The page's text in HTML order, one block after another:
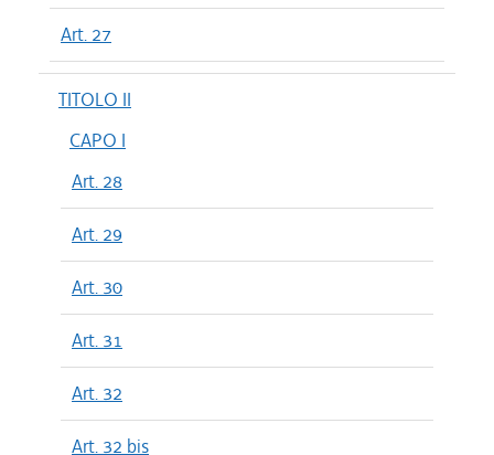
Art. 27
TITOLO II
CAPO I
Art. 28
Art. 29
Art. 30
Art. 31
Art. 32
Art. 32 bis